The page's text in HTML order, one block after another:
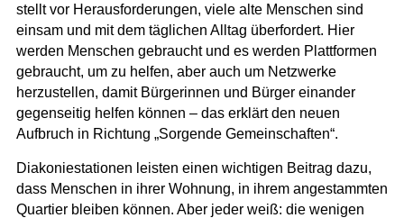
stellt vor Herausforderungen, viele alte Menschen sind
einsam und mit dem täglichen Alltag überfordert. Hier
werden Menschen gebraucht und es werden Plattformen
gebraucht, um zu helfen, aber auch um Netzwerke
herzustellen, damit Bürgerinnen und Bürger einander
gegenseitig helfen können – das erklärt den neuen
Aufbruch in Richtung „Sorgende Gemeinschaften“.
Diakoniestationen leisten einen wichtigen Beitrag dazu,
dass Menschen in ihrer Wohnung, in ihrem angestammten
Quartier bleiben können. Aber jeder weiß: die wenigen